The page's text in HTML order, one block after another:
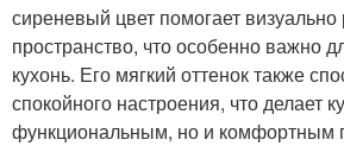
сиреневый цвет помогает
пространство, что особенно важно
кухонь. Его мягкий оттенок также
спокойного настроения, что делает
функциональным, но и комфортным